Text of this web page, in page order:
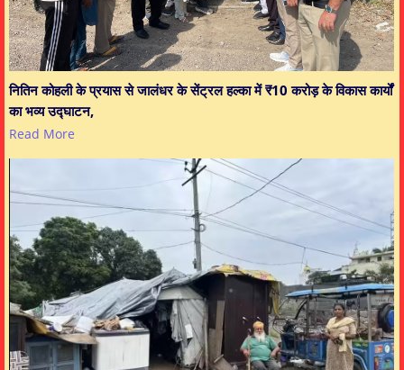
नितिन कोहली के प्रयास से जालंधर के सेंट्रल हल्का में ₹10 करोड़ के विकास कार्यों
का भव्य उद्घाटन,
Read More